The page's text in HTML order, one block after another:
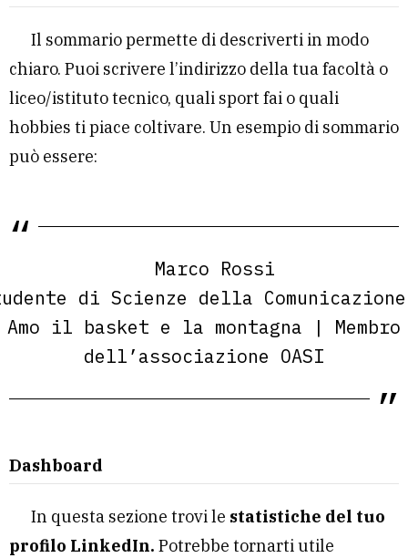
Il sommario permette di descriverti in modo
chiaro. Puoi scrivere l’indirizzo della tua facoltà o
liceo/istituto tecnico, quali sport fai o quali
hobbies ti piace coltivare. Un esempio di sommario
può essere:
Marco Rossi
di Scienze della
Amo il basket e la montagna | Membro
dell’associazione OASI
Dashboard
In questa sezione trovi le statistiche del tuo
profilo LinkedIn. Potrebbe tornarti utile